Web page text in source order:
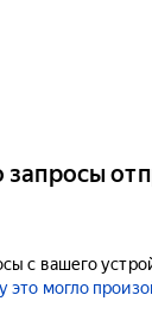
с вашего
это могло